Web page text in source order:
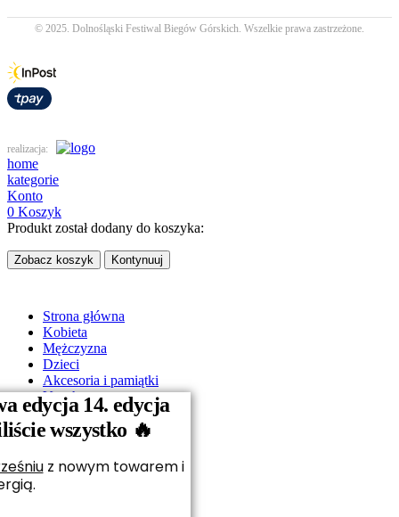
© 2025. Dolnośląski Festiwal Biegów Górskich. Wszelkie prawa zastrzeżone.
realizacja:
home
kategorie
Konto
0 Koszyk
Produkt został dodany do koszyka:
Zobacz koszyk Kontynuuj
Strona główna
Kobieta
Mężczyzna
Dzieci
Akcesoria i pamiątki
Vouchery
O nas
Kontakt
edycja 14. edycja
wszystko 🔥
z nowym towarem i